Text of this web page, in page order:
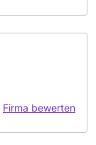
Firma bewerten